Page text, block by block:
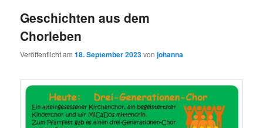
Geschichten aus dem
Chorleben
Veröffentlicht am18. September 2023vonjohanna